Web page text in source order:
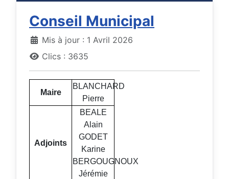
Conseil Municipal
DétailsMis à jour : 1 Avril 2026
Clics : 3635
Maire
BLANCHARD
Pierre
Adjoints
BEALE
Alain
GODET
Karine
BERGOUGNOUX
Jérémie